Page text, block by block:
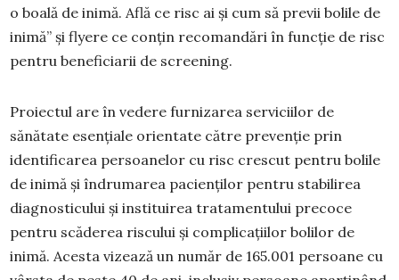
o boală de inimă. Află ce risc ai și cum să previi bolile de
inimă” și flyere ce conțin recomandări în funcție de risc
pentru beneficiarii de screening.
Proiectul are în vedere furnizarea serviciilor de
sănătate esențiale orientate către prevenție prin
identificarea persoanelor cu risc crescut pentru bolile
de inimă și îndrumarea pacienților pentru stabilirea
diagnosticului și instituirea tratamentului precoce
pentru scăderea riscului și complicațiilor bolilor de
inimă. Acesta vizează un număr de 165.001 persoane cu